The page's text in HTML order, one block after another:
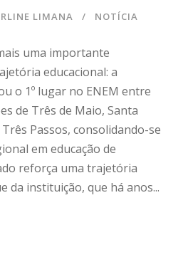
LIMANA NOTÍCIA
uma importante
educacional: a
o 1º lugar no ENEM entre
de Três de Maio, Santa
Passos, consolidando-se
em educação de
reforça uma trajetória
da instituição, que há anos...